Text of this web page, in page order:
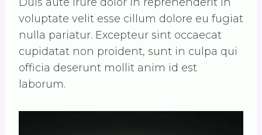
voluptate velit esse cillum dolore eu fugiat
nulla pariatur. Excepteur sint occaecat
cupidatat non proident, sunt in culpa qui
officia deserunt mollit anim id est
laborum.